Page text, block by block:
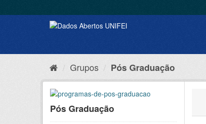
Grupos Pós Graduação
Pós Graduação